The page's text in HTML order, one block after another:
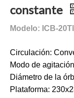
constante
Modelo: ICB-
Circulación:
Modo de
Diámetro de la
Plataforma: